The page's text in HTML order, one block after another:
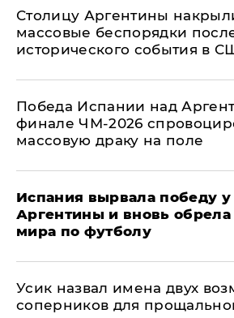
Столицу Аргентины
массовые беспорядки
исторического события в
Победа Испании над
финале ЧМ-2026
массовую драку на поле
Испания вырвала победу у
Аргентины и вновь обрела
мира по футболу
Усик назвал имена двух
соперников для